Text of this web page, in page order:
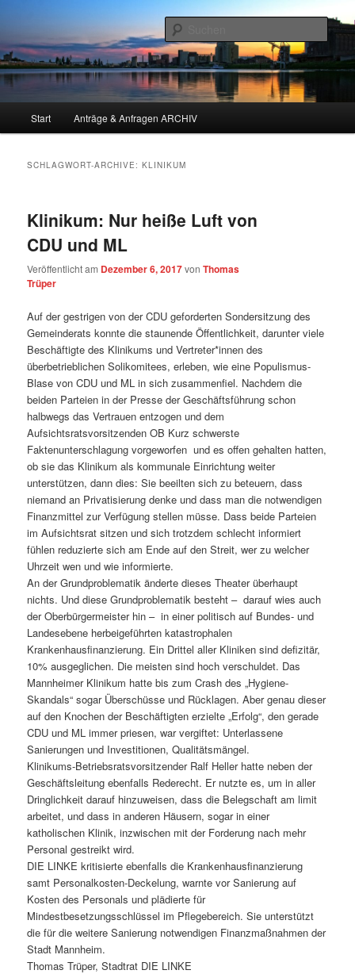
DIE LINKE im Mannheimer
Gemeinderat
Sozial, Solidarisch & Ökologisch – Mannheim für alle!
Zum
Zum
wechseln
Start Anträge & Anfragen ARCHIV
SCHLAGWORT-ARCHIVE:KLINIKUM
Klinikum: Nur heiße Luft von
CDU und ML
Veröffentlicht am Dezember 6, 2017vonThomas
Trüper
Auf der gestrigen von der CDU geforderten Sondersitzung des
Gemeinderats konnte die staunende Öffentlichkeit, darunter viele
Beschäftigte des Klinikums und Vertreter*innen des
überbetrieblichen Solikomitees, erleben, wie eine Populismus-
Blase von CDU und ML in sich zusammenfiel. Nachdem die
beiden Parteien in der Presse der Geschäftsführung schon
halbwegs das Vertrauen entzogen und dem
Aufsichtsratsvorsitzenden OB Kurz schwerste
Faktenunterschlagung vorgeworfen und es offen gehalten hatten,
ob sie das Klinikum als kommunale Einrichtung weiter
unterstützen, dann dies: Sie beeilten sich zu beteuern, dass
niemand an Privatisierung denke und dass man die notwendigen
Finanzmittel zur Verfügung stellen müsse. Dass beide Parteien
im Aufsichtsrat sitzen und sich trotzdem schlecht informiert
fühlen reduzierte sich am Ende auf den Streit, wer zu welcher
Uhrzeit wen und wie informierte.
An der Grundproblematik änderte dieses Theater überhaupt
nichts. Und diese Grundproblematik besteht – darauf wies auch
der Oberbürgermeister hin – in einer politisch auf Bundes- und
Landesebene herbeigeführten katastrophalen
Krankenhausfinanzierung. Ein Drittel aller Kliniken sind defizitär,
10% ausgeglichen. Die meisten sind hoch verschuldet. Das
Mannheimer Klinikum hatte bis zum Crash des „Hygiene-
Skandals“ sogar Überschüsse und Rücklagen. Aber genau dieser
auf den Knochen der Beschäftigten erzielte „Erfolg“, den gerade
CDU und ML immer priesen, war vergiftet: Unterlassene
Sanierungen und Investitionen, Qualitätsmängel.
Klinikums-Betriebsratsvorsitzender Ralf Heller hatte neben der
Geschäftsleitung ebenfalls Rederecht. Er nutzte es, um in aller
Dringlichkeit darauf hinzuweisen, dass die Belegschaft am limit
arbeitet, und dass in anderen Häusern, sogar in einer
katholischen Klinik, inzwischen mit der Forderung nach mehr
Personal gestreikt wird.
DIE LINKE kritisierte ebenfalls die Krankenhausfinanzierung
samt Personalkosten-Deckelung, warnte vor Sanierung auf
Kosten des Personals und plädierte für
Mindestbesetzungsschlüssel im Pflegebereich. Sie unterstützt
die für die weitere Sanierung notwendigen Finanzmaßnahmen der
Stadt Mannheim.
Thomas Trüper, Stadtrat DIE LINKE